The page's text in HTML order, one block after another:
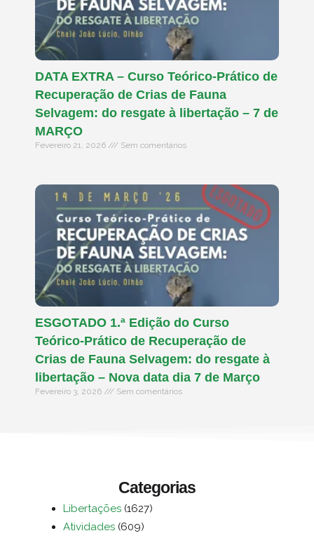
DATA EXTRA – Curso Teórico-Prático de
Recuperação de Crias de Fauna
Selvagem: do resgate à libertação – 7 de
MARÇO
Fevereiro 21, 2026 Sem comentários
ESGOTADO 1.ª Edição do Curso
Teórico-Prático de Recuperação de
Crias de Fauna Selvagem: do resgate à
libertação – Nova data dia 7 de Março
Fevereiro 3, 2026 Sem comentários
Categorias
Libertações (1627)
Atividades (609)